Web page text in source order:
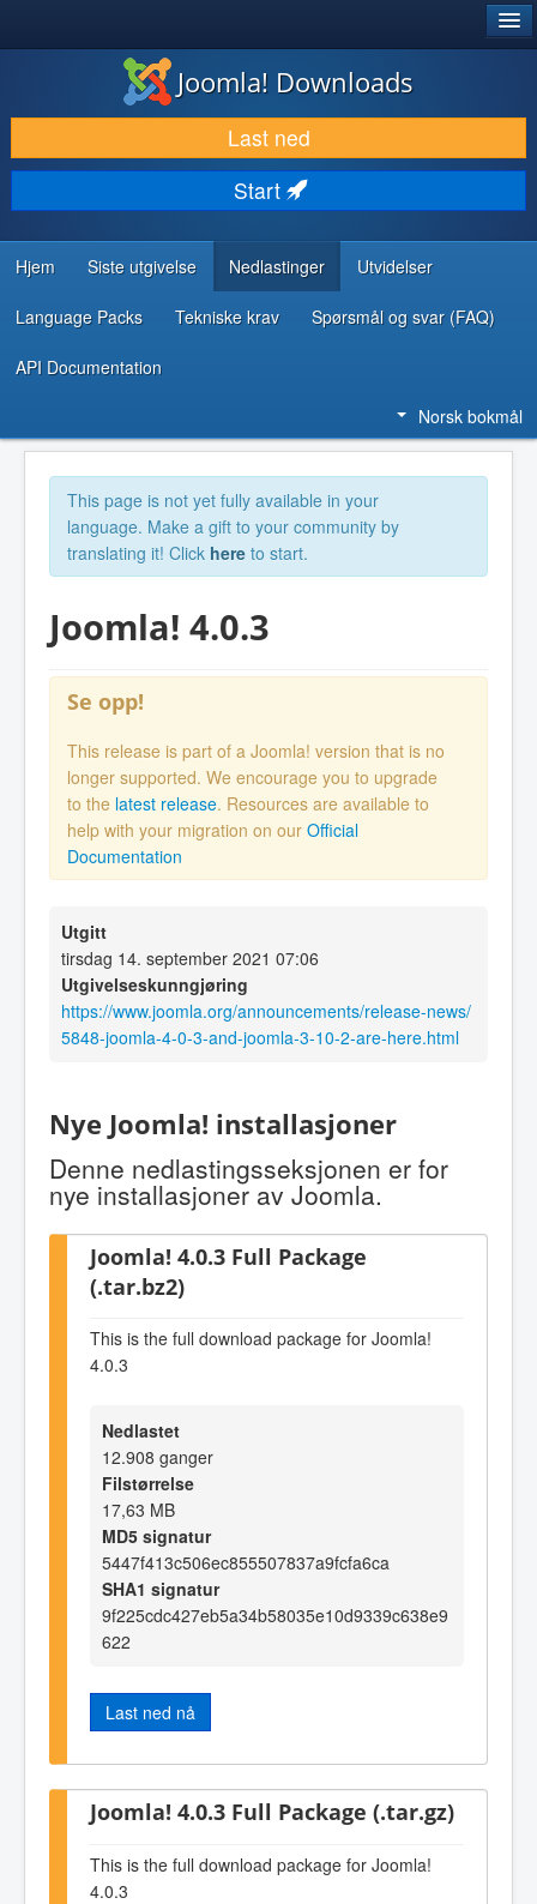
LAST NED & UTVID
OPPDAG & LÆR
SAMFUNN & BRUKERSTØTTE
UTVIKLINGSRESSURSER
Joomla! Downloads
Last ned
Start
Hjem Siste utgivelse Nedlastinger Utvidelser
Language Packs Tekniske krav Spørsmål og svar (FAQ)
API Documentation
Norsk bokmål
This page is not yet fully available in your
language. Make a gift to your community by
translating it! Click here to start.
Joomla! 4.0.3
Se opp!
This release is part of a Joomla! version that is no
longer supported. We encourage you to upgrade
to the latest release. Resources are available to
help with your migration on our Official
Documentation
Utgitt
tirsdag 14. september 2021 07:06
Utgivelseskunngjøring
https://www.joomla.org/announcements/release-news/
5848-joomla-4-0-3-and-joomla-3-10-2-are-here.html
Nye Joomla! installasjoner
Denne nedlastingsseksjonen er for
nye installasjoner av Joomla.
Joomla! 4.0.3 Full Package
(.tar.bz2)
This is the full download package for Joomla!
4.0.3
Nedlastet
12.908 ganger
Filstørrelse
17,63 MB
MD5 signatur
5447f413c506ec855507837a9fcfa6ca
SHA1 signatur
9f225cdc427eb5a34b58035e10d9339c638e9
622
Last ned nå
Joomla! 4.0.3 Full Package (.tar.gz)
This is the full download package for Joomla!
4.0.3